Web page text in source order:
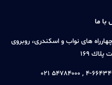
با ما
های نواب و اسكندری، روبروی
169